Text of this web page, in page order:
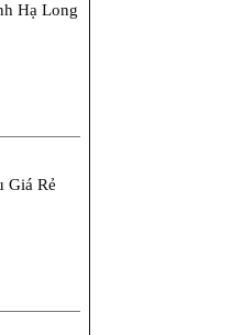
Hạ Long
Giá Rẻ